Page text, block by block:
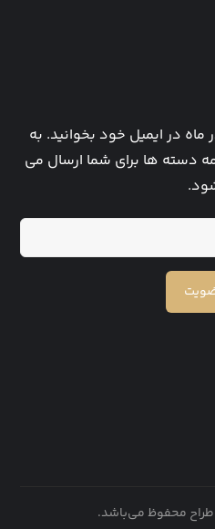
ماه در ایمیل خود بخوانید. به
دسته ها برای شما ارسال می
طراح محفوظ می‌باشد.